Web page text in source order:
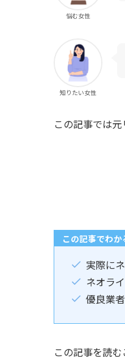
悩む女性
知りたい女性
この記事では
この記事でわか
実際に
ネオラ
優良業
この記事を読